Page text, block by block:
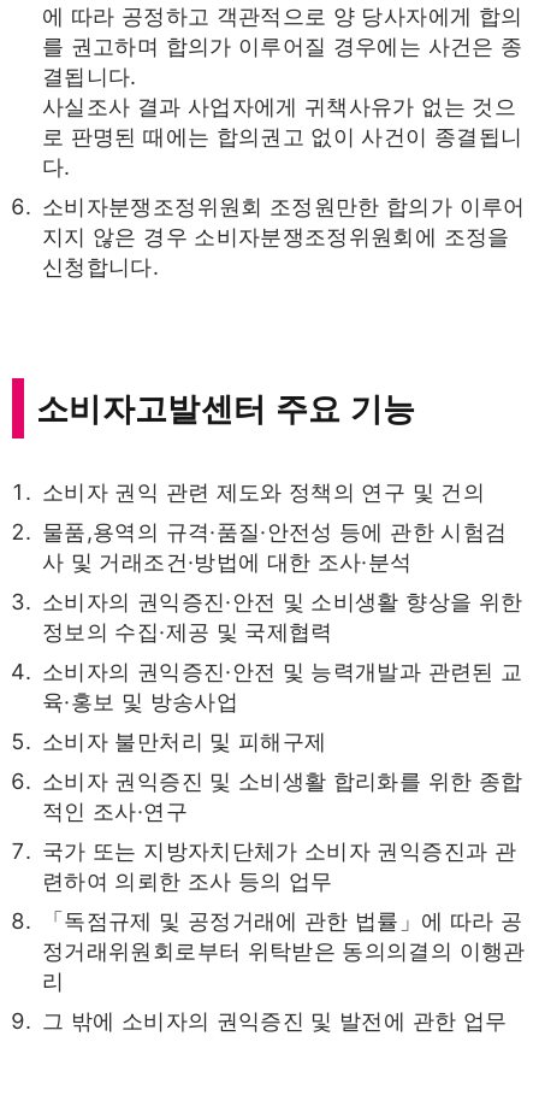
에 따라 공정하고 객관적으로 양 당사자에게 합의
를 권고하며 합의가 이루어질 경우에는 사건은 종
결됩니다.
사실조사 결과 사업자에게 귀책사유가 없는 것으
로 판명된 때에는 합의권고 없이 사건이 종결됩니
다.
소비자분쟁조정위원회 조정원만한 합의가 이루어
지지 않은 경우 소비자분쟁조정위원회에 조정을
신청합니다.
소비자고발센터 주요 기능
소비자 권익 관련 제도와 정책의 연구 및 건의
물품,용역의 규격·품질·안전성 등에 관한 시험검
사 및 거래조건·방법에 대한 조사·분석
소비자의 권익증진·안전 및 소비생활 향상을 위한
정보의 수집·제공 및 국제협력
소비자의 권익증진·안전 및 능력개발과 관련된 교
육·홍보 및 방송사업
소비자 불만처리 및 피해구제
소비자 권익증진 및 소비생활 합리화를 위한 종합
적인 조사·연구
국가 또는 지방자치단체가 소비자 권익증진과 관
련하여 의뢰한 조사 등의 업무
「독점규제 및 공정거래에 관한 법률」에 따라 공
정거래위원회로부터 위탁받은 동의의결의 이행관
리
그 밖에 소비자의 권익증진 및 발전에 관한 업무